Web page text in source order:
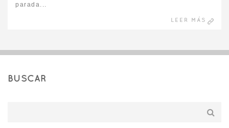
parada...
LEER MÁS
BUSCAR